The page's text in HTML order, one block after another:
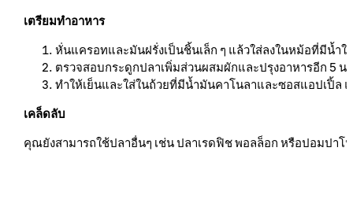
เตรียมทำอาหาร
หั่นแครอทและมันฝรั่งเป็นชิ้นเล็ก ๆ แล้วใส่ลงในหม้อที่มีน้ำ
ตรวจสอบกระดูกปลาเพิ่มส่วนผสมผักและปรุงอาหารอีก 5 น
ทำให้เย็นและใส่ในถ้วยที่มีน้ำมันคาโนลาและซอสแอปเปิ้ล
เคล็ดลับ
คุณยังสามารถใช้ปลาอื่นๆ เช่น ปลาเรดฟิช พอลล็อก หรือปอมปา